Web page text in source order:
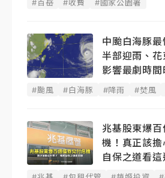
#百岳 #收費 #國家公園署
中颱白海豚
半部迎雨、
影響最劇時間
#颱風 #白海豚 #降雨 #焚風
兆基股東爆
機！真正該
自保之道看這